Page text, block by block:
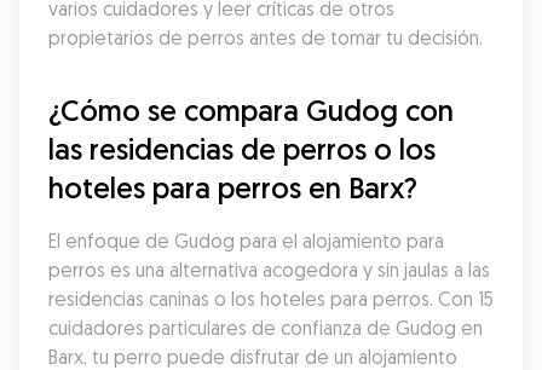
varios cuidadores y leer críticas de otros
propietarios de perros antes de tomar tu decisión.
¿Cómo se compara Gudog con
las residencias de perros o los
hoteles para perros en Barx?
El enfoque de Gudog para el alojamiento para
perros es una alternativa acogedora y sin jaulas a las
residencias caninas o los hoteles para perros. Con 15
cuidadores particulares de confianza de Gudog en
Barx, tu perro puede disfrutar de un alojamiento